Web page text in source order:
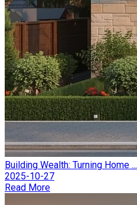
Building Wealth: Turning Home ...
2025-10-27
Read More